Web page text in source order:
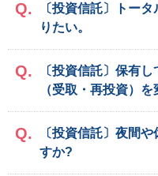
〔投資信託〕トー
りたい。
〔投資信託〕保有
（受取・再投資）
〔投資信託〕夜間
すか?